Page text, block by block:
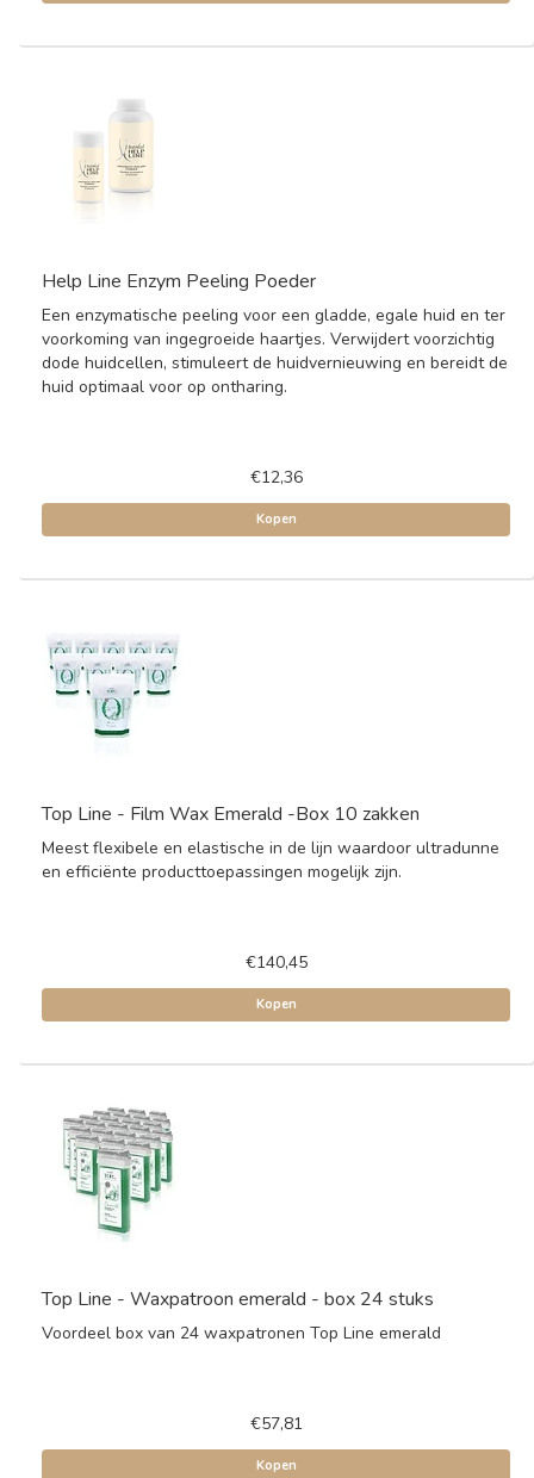
Help Line Enzym Peeling Poeder
Een enzymatische peeling voor een gladde, egale huid en ter
voorkoming van ingegroeide haartjes. Verwijdert voorzichtig
dode huidcellen, stimuleert de huidvernieuwing en bereidt de
huid optimaal voor op ontharing.
€12,36
Kopen
Top Line - Film Wax Emerald -Box 10 zakken
Meest flexibele en elastische in de lijn waardoor ultradunne
en efficiënte producttoepassingen mogelijk zijn.
€140,45
Kopen
Top Line - Waxpatroon emerald - box 24 stuks
Voordeel box van 24 waxpatronen Top Line emerald
€57,81
Kopen